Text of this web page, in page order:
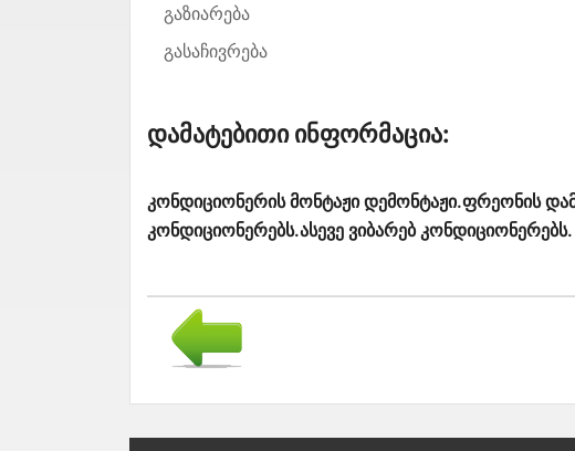
გაზიარება
გასაჩივრება
Დამატებითი Ინფორმაცია:
კონდიციონერის მონტაჟი დემონტაჟი.ფრეონის
კონდიციონერებს.ასევე ვიბარებ კონდიციონერებს.